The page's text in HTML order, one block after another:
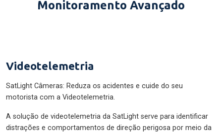
Monitoramento Avançado
Videotelemetria
SatLight Câmeras: Reduza os acidentes e cuide do seu
motorista com a Videotelemetria.
A solução de videotelemetria da SatLight serve para identificar
distrações e comportamentos de direção perigosa por meio da